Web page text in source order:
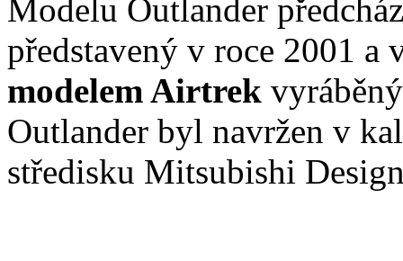
Modelu Outlander
představený v roce 2001 a
modelem Airtrek
Outlander byl navržen v
středisku Mitsubishi